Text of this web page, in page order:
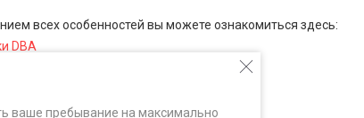
всех особенностей вы можете ознакомиться здесь:
DBA
HAWK Performance
SUPERBRAKES
ваше пребывание на максимально